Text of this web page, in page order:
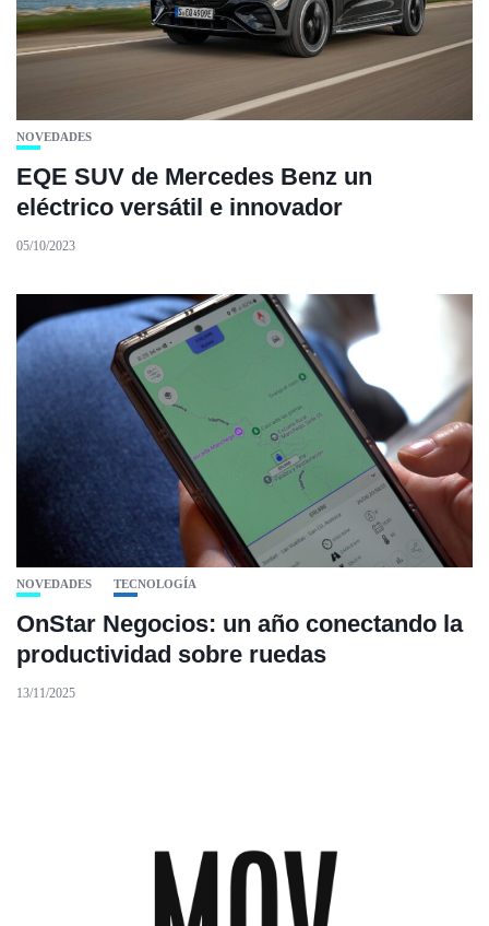
NOVEDADES
EQE SUV de Mercedes Benz un
eléctrico versátil e innovador
05/10/2023
NOVEDADES TECNOLOGÍA
OnStar Negocios: un año conectando la
productividad sobre ruedas
13/11/2025